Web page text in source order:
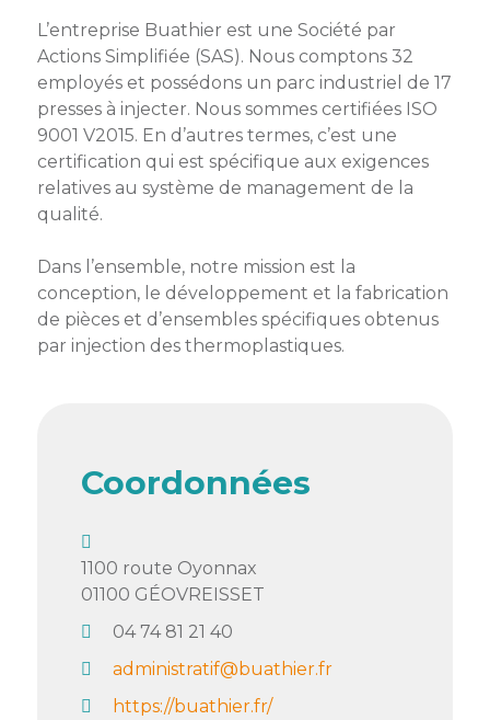
d’entreprise
Ateliers
AEPV
Club
de
managers
AEPV
au
féminin
sportif
entreprises
Semaine
l’industrie
Congrès
et
des
membres
Actualité
des
membres
Kit
Partenaires
institutionnels
Dispositifs
partenaires
Proposer
une
offre
L’AEPV
CONTACT
L’entreprise Buathier est une Société par
Actions Simplifiée (SAS). Nous comptons 32
employés et possédons un parc industriel de 17
presses à injecter. Nous sommes certifiées ISO
9001 V2015. En d’autres termes, c’est une
certification qui est spécifique aux exigences
relatives au système de management de la
qualité.
Dans l’ensemble, notre mission est la
conception, le développement et la fabrication
de pièces et d’ensembles spécifiques obtenus
par injection des thermoplastiques.
Coordonnées
1100 route Oyonnax
01100 GÉOVREISSET
04 74 81 21 40
administratif@buathier.fr
https://buathier.fr/